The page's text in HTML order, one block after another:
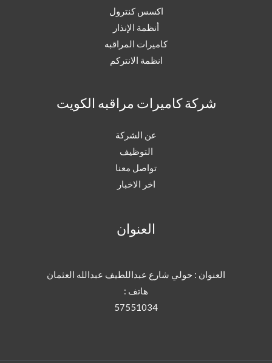
اكسس كنترول
أنظمة الإنذار
كاميرات المراقبه
انظمة الانتركم
شركة كاميرات مراقبه الكويت
عن الشركة
التوظيف
تواصل معنا
اخر الاخبار
العنوان
العنوان : حولي شارع عبداللطيف عبدالله العثمان
هاتف :
57551034